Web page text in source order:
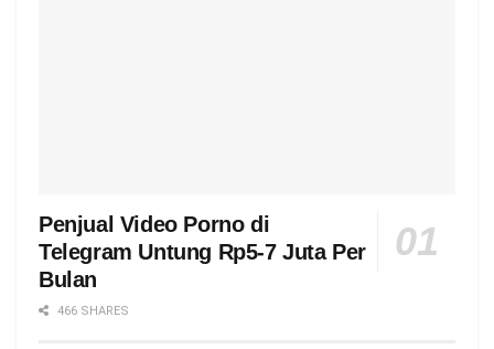
Penjual Video Porno di
Telegram Untung Rp5-7 Juta Per
Bulan
466 SHARES